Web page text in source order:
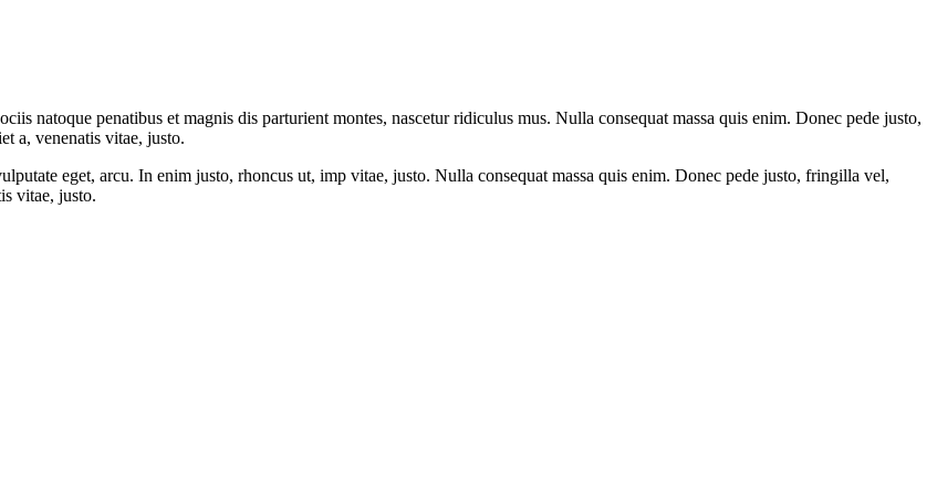
natoque penatibus et magnis dis parturient montes, nascetur ridiculus mus. Nulla consequat massa quis enim. Donec pede justo,
a, venenatis vitae, justo.
eget, arcu. In enim justo, rhoncus ut, imp vitae, justo. Nulla consequat massa quis enim. Donec pede justo, fringilla vel,
vitae, justo.